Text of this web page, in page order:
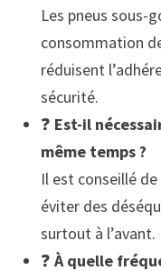
Les pneus sous-
consommation
réduisent
sécurité.
❓ Est-il
même temps ?
Il est conseillé
éviter des
surtout à l’avant.
❓ À quelle